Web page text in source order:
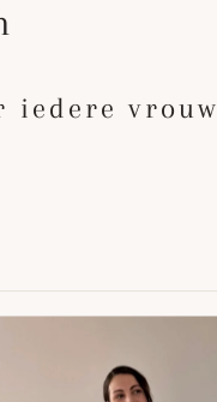
iedere vrouw